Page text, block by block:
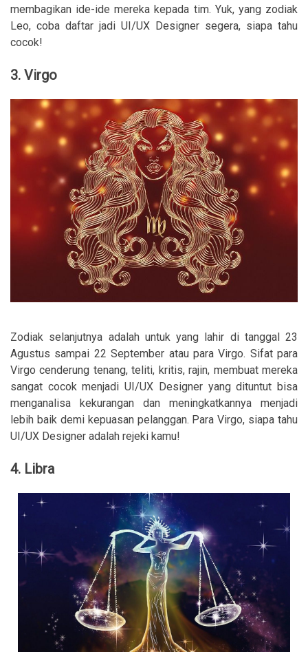
membagikan ide-ide mereka kepada tim. Yuk, yang zodiak
Leo, coba daftar jadi UI/UX Designer segera, siapa tahu
cocok!
3. Virgo
Zodiak selanjutnya adalah untuk yang lahir di tanggal 23
Agustus sampai 22 September atau para Virgo. Sifat para
Virgo cenderung tenang, teliti, kritis, rajin, membuat mereka
sangat cocok menjadi UI/UX Designer yang dituntut bisa
menganalisa kekurangan dan meningkatkannya menjadi
lebih baik demi kepuasan pelanggan. Para Virgo, siapa tahu
UI/UX Designer adalah rejeki kamu!
4. Libra